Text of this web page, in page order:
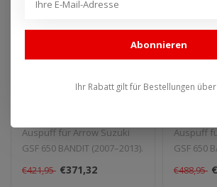
(2007–2013)
Auspuff für Arrow Suzuki
GSF 650 BANDIT (2007–2013).
Lieferzeit: 1–4 Wochen..
€421,95 €371,32
Auspuff
GSF 650
€488,95
Abonnieren
Ihr Rabatt gilt für Bestellungen